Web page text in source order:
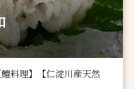
料理】【仁淀川産天然